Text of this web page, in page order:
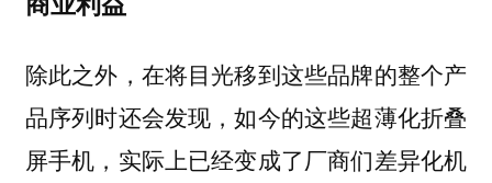
除此之外，在将目光移到这些品牌的整个产
品序列时还会发现，如今的这些超薄化折叠
屏手机，实际上已经变成了厂商们差异化机